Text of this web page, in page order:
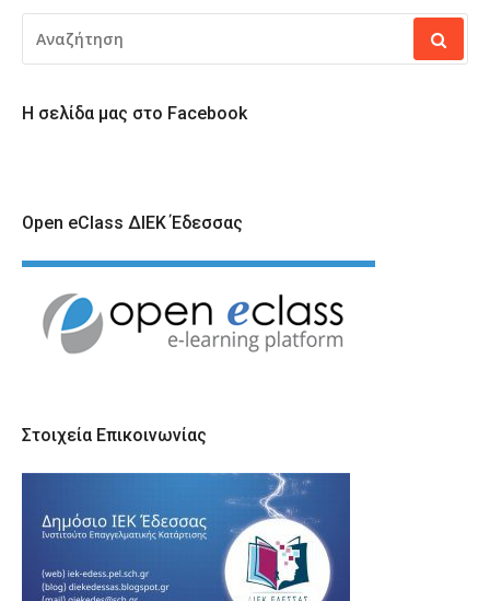
ΓΙΑ:
Η σελίδα μας στο Facebook
Open eClass ΔΙΕΚ Έδεσσας
Στοιχεία Επικοινωνίας